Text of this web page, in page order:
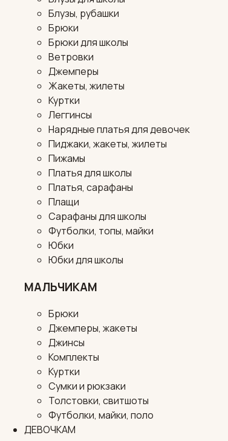
Блузы, рубашки
Брюки
Брюки для школы
Ветровки
Джемперы
Жакеты, жилеты
Куртки
Леггинсы
Нарядные платья для девочек
Пиджаки, жакеты, жилеты
Пижамы
Платья для школы
Платья, сарафаны
Плащи
Сарафаны для школы
Футболки, топы, майки
Юбки
Юбки для школы
МАЛЬЧИКАМ
Брюки
Джемперы, жакеты
Джинсы
Комплекты
Куртки
Сумки и рюкзаки
Толстовки, свитшоты
Футболки, майки, поло
ДЕВОЧКАМ